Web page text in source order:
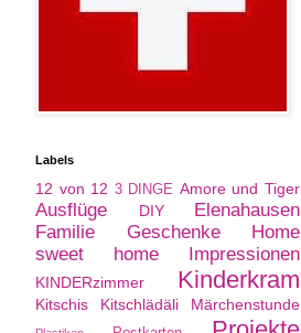
Labels
12 von 12 3 DINGE Amore und Tiger
Ausflüge DIY
Elenahausen
Familie
Geschenke
Home
sweet home
Impressionen
KINDERzimmer Kinderkram
Kitschis Kitschlädäli Märchenstunde